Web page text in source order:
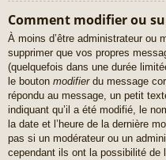
Comment modifier ou
À moins d’être administrateur ou
supprimer que vos propres
(quelquefois dans une durée
le bouton modifierdu message
répondu au message, un petit
indiquant qu’il a été modifié, le
la date et l’heure de la dernière
pas si un modérateur ou un
cependant ils ont la possibilité de